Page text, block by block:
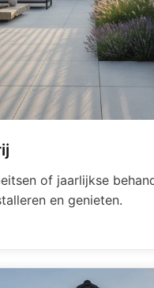
of jaarlijkse
en genieten.